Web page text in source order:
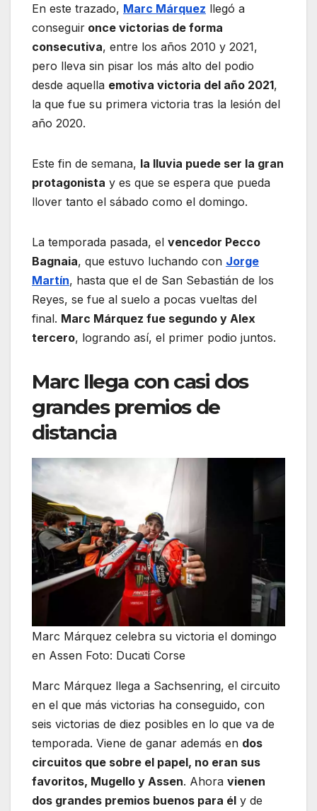
En este trazado, Marc Márquez llegó a
conseguir once victorias de forma
consecutiva, entre los años 2010 y 2021,
pero lleva sin pisar los más alto del podio
desde aquella emotiva victoria del año 2021,
la que fue su primera victoria tras la lesión del
año 2020.
Este fin de semana, la lluvia puede ser la gran
protagonista y es que se espera que pueda
llover tanto el sábado como el domingo.
La temporada pasada, el vencedor Pecco
Bagnaia, que estuvo luchando con Jorge
Martín, hasta que el de San Sebastián de los
Reyes, se fue al suelo a pocas vueltas del
final. Marc Márquez fue segundo y Alex
tercero, logrando así, el primer podio juntos.
Marc llega con casi dos
grandes premios de
distancia
Marc Márquez celebra su victoria el domingo
en Assen Foto: Ducati Corse
Marc Márquez llega a Sachsenring, el circuito
en el que más victorias ha conseguido, con
seis victorias de diez posibles en lo que va de
temporada. Viene de ganar además en dos
circuitos que sobre el papel, no eran sus
favoritos, Mugello y Assen. Ahora vienen
dos grandes premios buenos para él y de